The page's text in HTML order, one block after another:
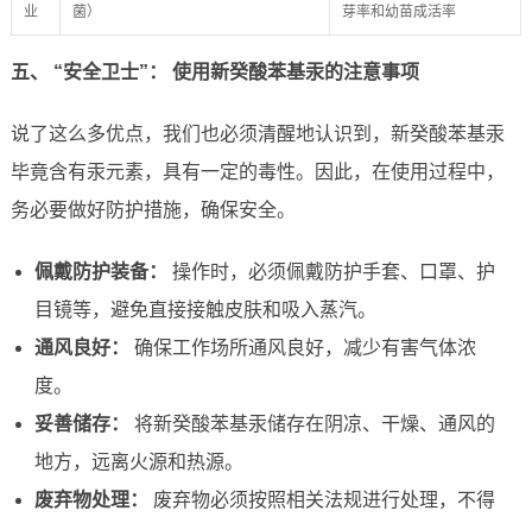
业 菌） 芽率和幼苗成活率
五、 “安全卫士”： 使用新癸酸苯基汞的注意事项
说了这么多优点，我们也必须清醒地认识到，新癸酸苯基汞
毕竟含有汞元素，具有一定的毒性。因此，在使用过程中，
务必要做好防护措施，确保安全。
佩戴防护装备：
操作时，必须佩戴防护手套、口罩、护
目镜等，避免直接接触皮肤和吸入蒸汽。
通风良好：
确保工作场所通风良好，减少有害气体浓
度。
妥善储存：
将新癸酸苯基汞储存在阴凉、干燥、通风的
地方，远离火源和热源。
废弃物处理：
废弃物必须按照相关法规进行处理，不得